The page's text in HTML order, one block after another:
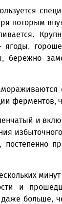
которым
ягоды,
бережно
ферментов,
и
и
больше,